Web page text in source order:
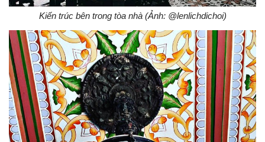
Kiến trúc bên trong tòa nhà (Ảnh: @lenlichdichoi)